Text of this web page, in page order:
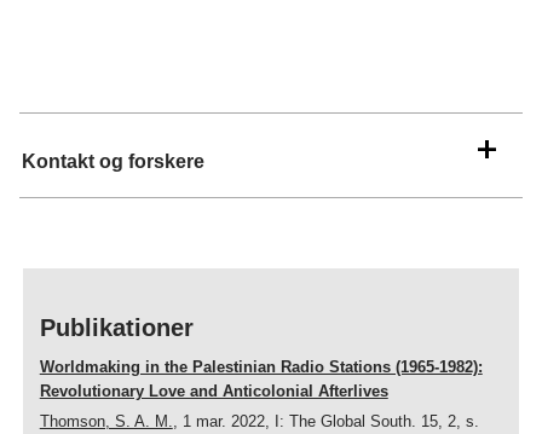
Kontakt og forskere
Publikationer
Worldmaking in the Palestinian Radio Stations (1965-1982):
Revolutionary Love and Anticolonial Afterlives
Thomson, S. A. M., 1 mar. 2022, I: The Global South. 15, 2, s.